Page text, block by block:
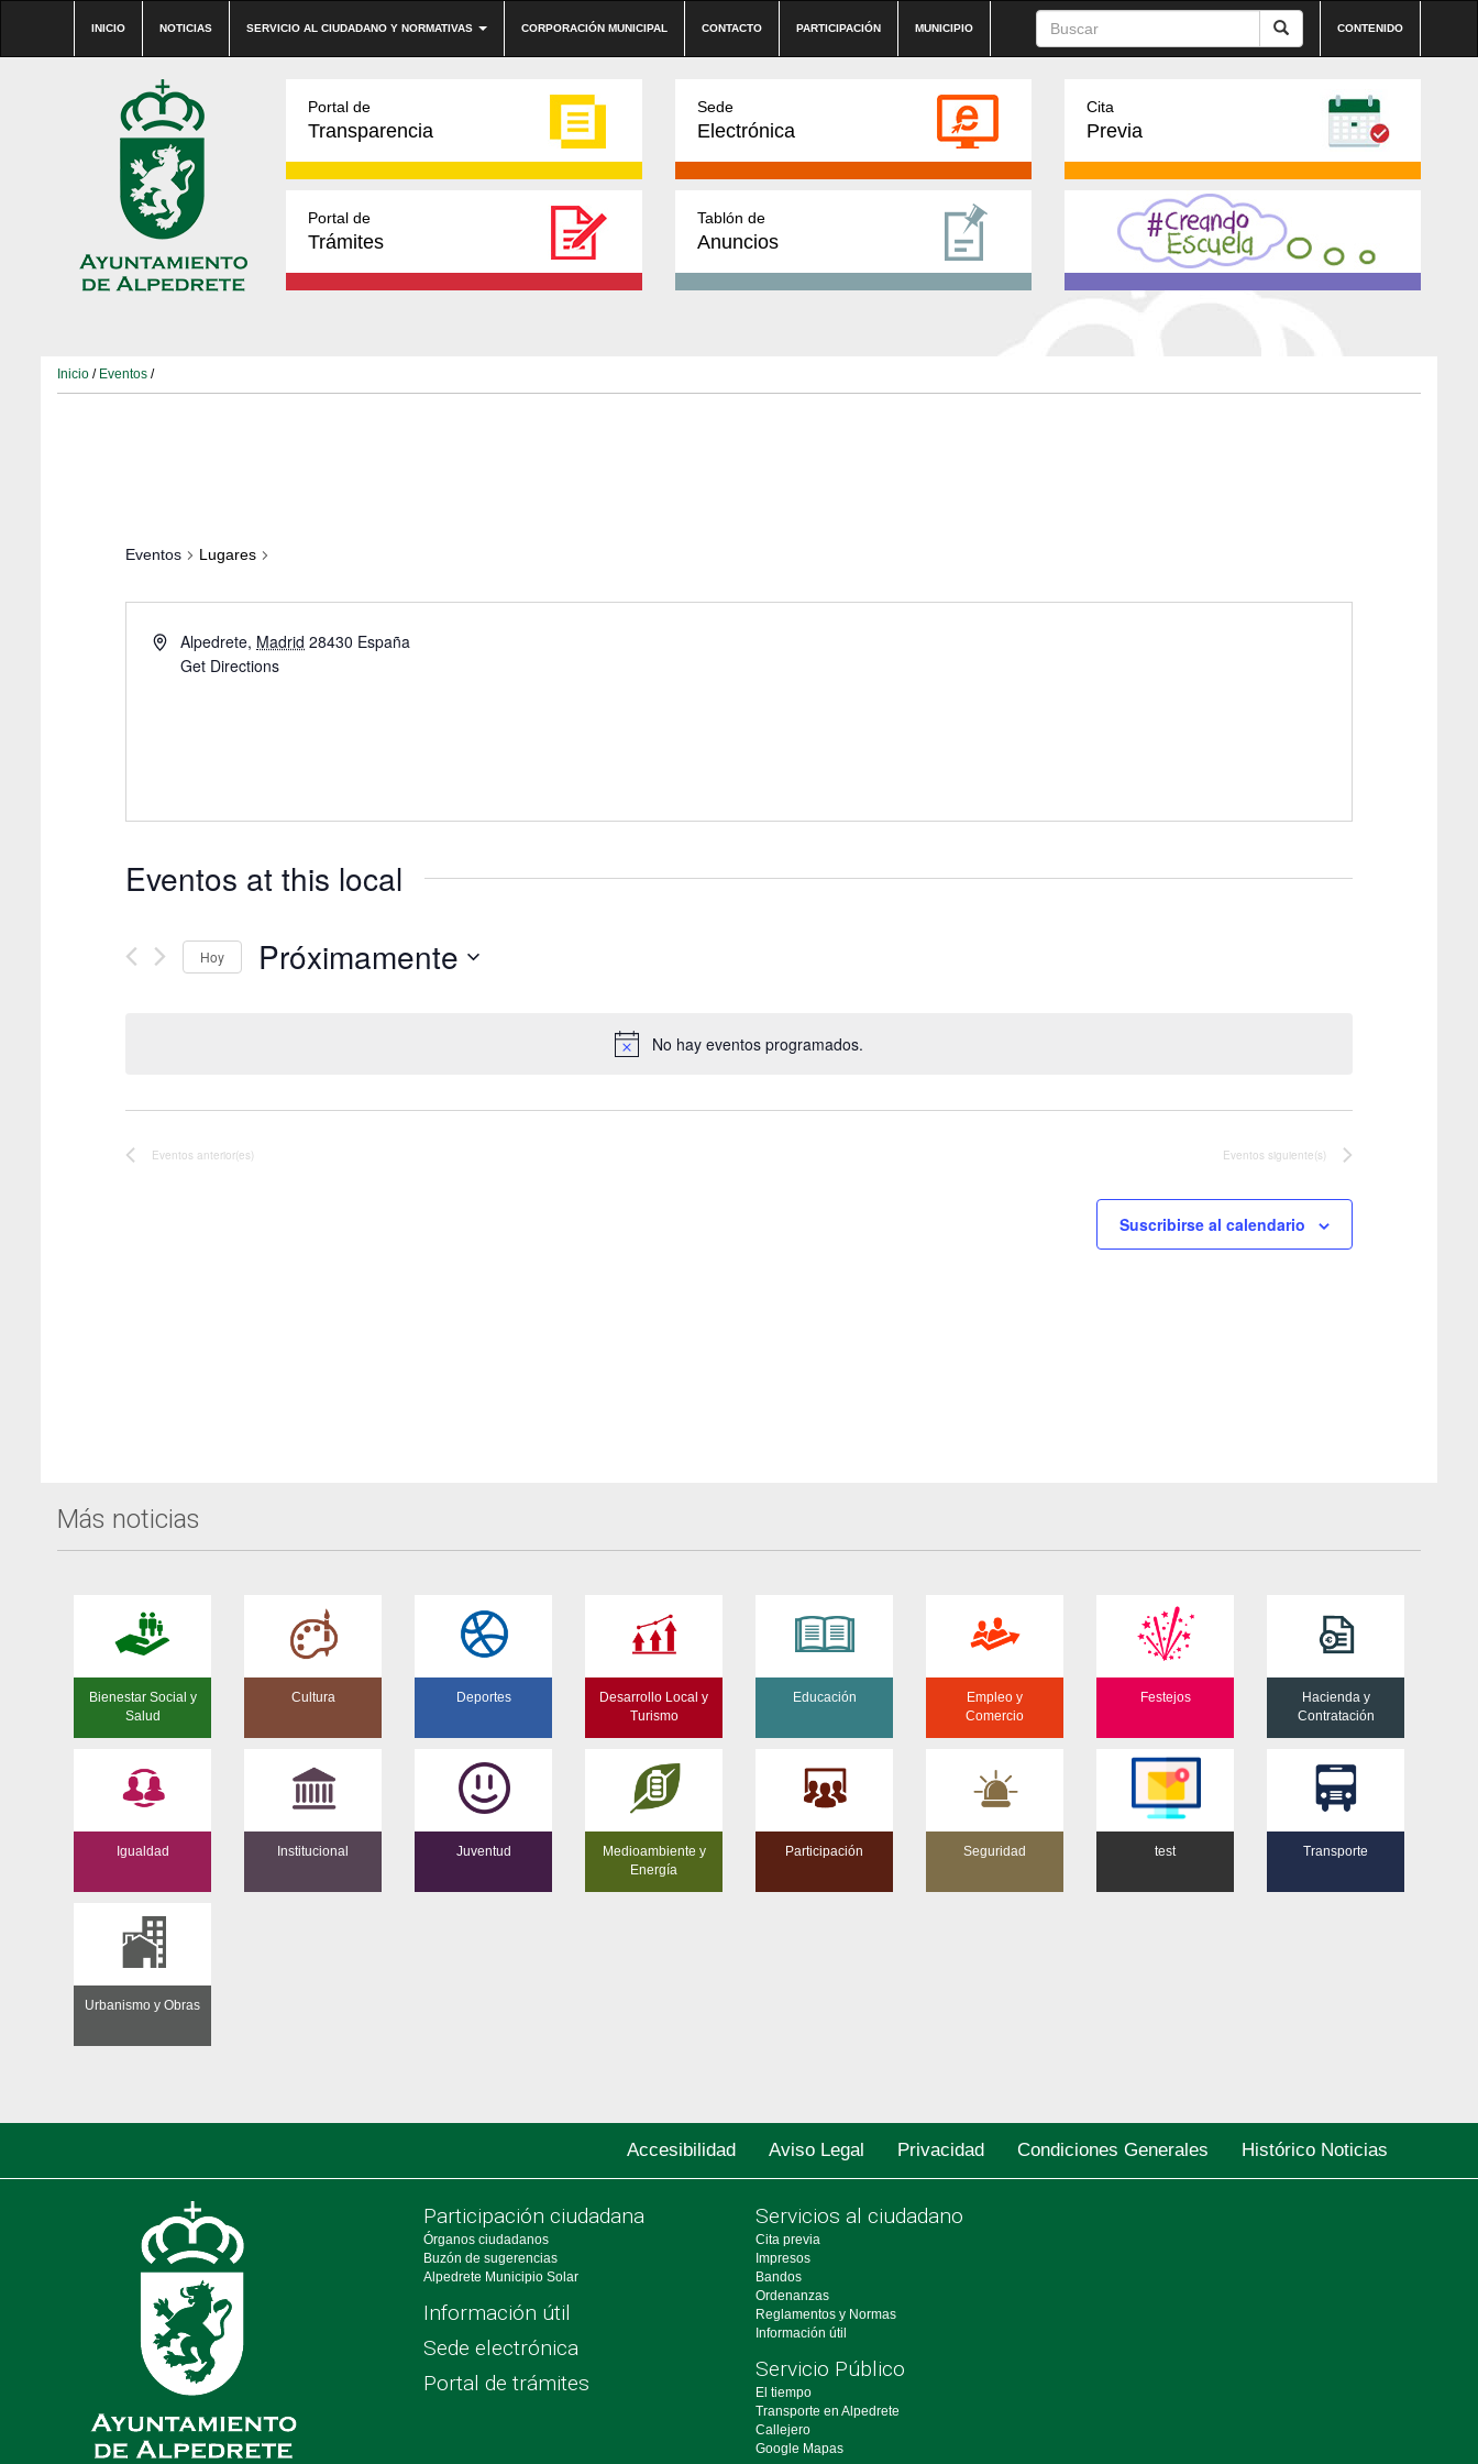
INICIO NOTICIAS SERVICIO AL CIUDADANO Y NORMATIVAS CORPORACIÓN MUNICIPAL CONTACTO PARTICIPACIÓN MUNICIPIO CONTENIDO
Portal de
Transparencia
Sede
Electrónica
Cita
Previa
Portal de
Trámites
Tablón de
Anuncios
Inicio / Eventos /
No hay eventos programados.
Eventos Lugares
Alpedrete, Madrid 28430 España
Get Directions
Eventos at this local
Hoy Próximamente
Eventos anterior(es) Eventos siguiente(s)
Suscribirse al calendario
Más noticias
Bienestar Social y
Salud
Cultura Deportes
Desarrollo Local y
Turismo
Educación
Empleo y
Comercio
Festejos
Hacienda y
Contratación
Igualdad Institucional Juventud
Medioambiente y
Energía
Participación Seguridad test Transporte
Urbanismo y Obras
Accesibilidad Aviso Legal Privacidad Condiciones Generales Histórico Noticias
Participación ciudadana
Órganos ciudadanos
Buzón de sugerencias
Alpedrete Municipio Solar
Información útil
Sede electrónica
Portal de trámites
Servicios al ciudadano
Cita previa
Impresos
Bandos
Ordenanzas
Reglamentos y Normas
Información útil
Servicio Público
El tiempo
Transporte en Alpedrete
Callejero
Google Mapas